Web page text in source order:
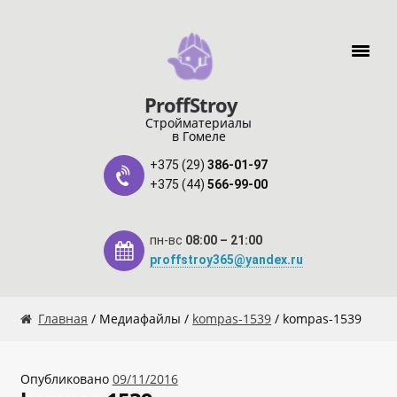
Перейти к содержимому
ProffStroy
Стройматериалы
в Гомеле
+375 (29) 386-01-97
+375 (44) 566-99-00
пн-вс 08:00 – 21:00
proffstroy365@yandex.ru
Главная
Главная / Медиафайлы / kompas-1539 / kompas-1539
Опубликовано 09/11/2016